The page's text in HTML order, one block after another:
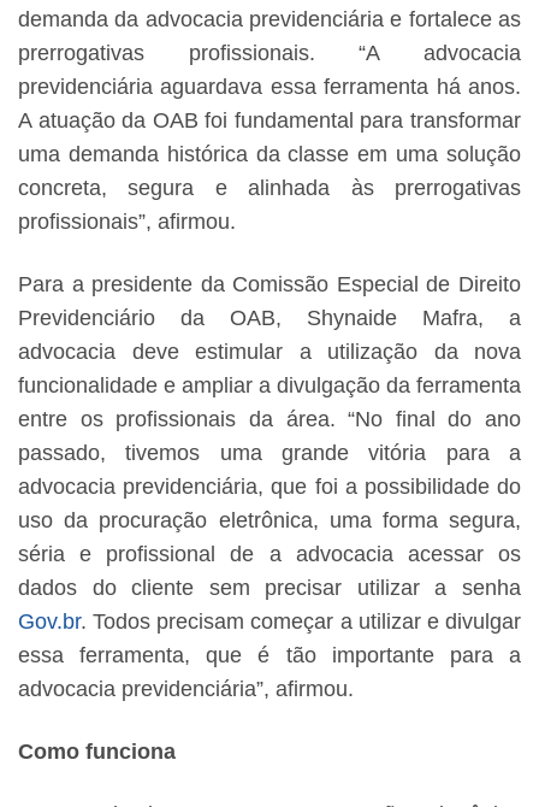
demanda da advocacia previdenciária e fortalece as
prerrogativas profissionais. “A advocacia
previdenciária aguardava essa ferramenta há anos.
A atuação da OAB foi fundamental para transformar
uma demanda histórica da classe em uma solução
concreta, segura e alinhada às prerrogativas
profissionais”, afirmou.
Para a presidente da Comissão Especial de Direito
Previdenciário da OAB, Shynaide Mafra, a
advocacia deve estimular a utilização da nova
funcionalidade e ampliar a divulgação da ferramenta
entre os profissionais da área. “No final do ano
passado, tivemos uma grande vitória para a
advocacia previdenciária, que foi a possibilidade do
uso da procuração eletrônica, uma forma segura,
séria e profissional de a advocacia acessar os
dados do cliente sem precisar utilizar a senha
Gov.br. Todos precisam começar a utilizar e divulgar
essa ferramenta, que é tão importante para a
advocacia previdenciária”, afirmou.
Como funciona